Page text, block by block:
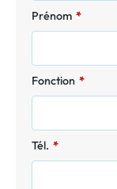
Prénom *
Fonction *
Tél. *